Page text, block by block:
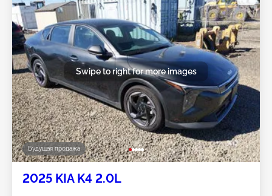
Будущая продажа
Swipe to right for more images
2025 KIA K4 2.0L